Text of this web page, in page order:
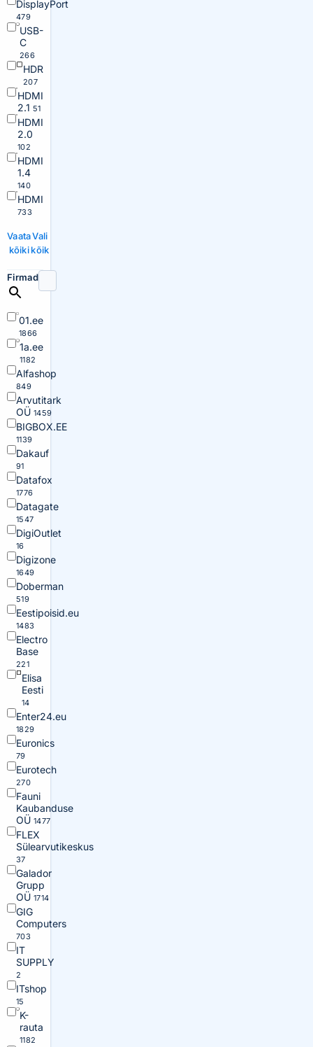
DisplayPort
479
USB-
C
266
HDR
207
HDMI
2.1 51
HDMI
2.0
102
HDMI
1.4
140
HDMI
733
Vaata
kõiki
Vali
kõik
Firmad
01.ee
1866
1a.ee
1182
Alfashop
849
Arvutitark
OÜ 1459
BIGBOX.EE
1139
Dakauf
91
Datafox
1776
Datagate
1547
DigiOutlet
16
Digizone
1649
Doberman
519
Eestipoisid.eu
1483
Electro
Base
221
Elisa
Eesti
14
Enter24.eu
1829
Euronics
79
Eurotech
270
Fauni
Kaubanduse
OÜ 1477
FLEX
Sülearvutikeskus
37
Galador
Grupp
OÜ 1714
GIG
Computers
703
IT
SUPPLY
2
ITshop
15
K-
rauta
1182